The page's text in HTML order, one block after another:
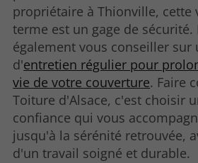
propriétaire à Thionville, cette
terme est un gage de
également vous conseiller sur
d'entretien régulier pour
vie de votre couverture. Faire
Toiture d'Alsace, c'est choisir
confiance qui vous
jusqu'à la sérénité retrouvée,
d'un travail soigné et durable.